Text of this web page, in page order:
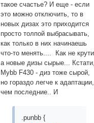
такое счастье? И еще - если
это можно отключить, то в
новых дизах это приходится
просто толпой выбрасывать,
как только в них начинаешь
что-то менять.... Как не
а новые дизы сырые...
Mybb F430 - диз тоже сырой,
но гораздо легче к адаптации,
чем последние.. И
.punbb {